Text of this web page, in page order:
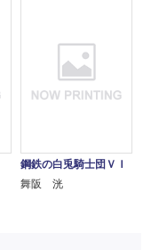
鋼鉄の白兎騎士団ＶＩ
舞阪 洸